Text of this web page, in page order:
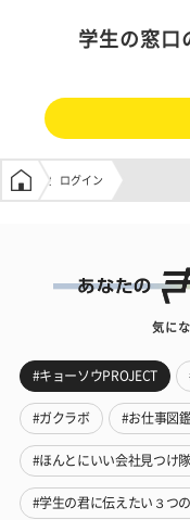
学生の窓口
学生の窓口トップ
ログイン
気に
#キョーソウPROJECT
#ガクラボ #お仕事図
#ほんとにいい会社見つけ隊
#学生の君に伝えたい３つ